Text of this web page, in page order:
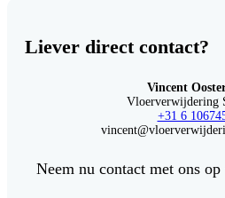
Liever direct contact?
Vincent
Vloerverwijdering
+31 6
Neem nu contact met ons